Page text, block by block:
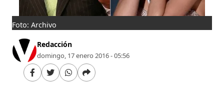
Foto: Archivo
Redacción
domingo, 17 enero 2016 - 05:56